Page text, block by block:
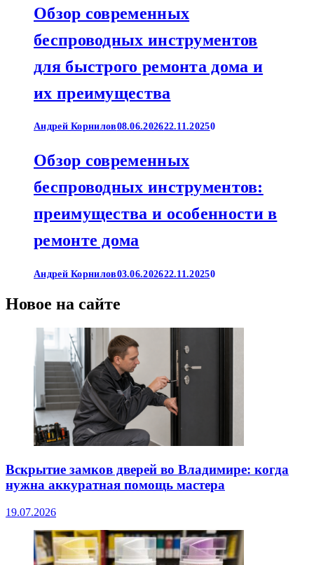
Обзор современных
беспроводных инструментов
для быстрого ремонта дома и
их преимущества
Андрей Корнилов08.06.202622.11.20250
Обзор современных
беспроводных инструментов:
преимущества и особенности в
ремонте дома
Андрей Корнилов03.06.202622.11.20250
Новое на сайте
Вскрытие замков дверей во Владимире: когда
нужна аккуратная помощь мастера
19.07.2026